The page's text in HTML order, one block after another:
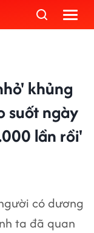
khủng
suốt ngày
lần rồi'
có dương
ta đã quan